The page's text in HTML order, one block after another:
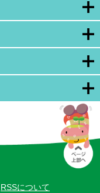
RSSについて